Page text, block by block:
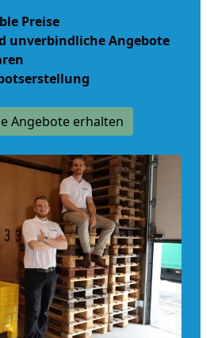
Preise
unverbindliche Angebote
Angebote erhalten